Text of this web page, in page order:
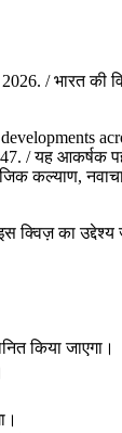
/ भारत की
/ यह आकर्षक
कल्याण,
का उद्देश्य
किया जाएगा।